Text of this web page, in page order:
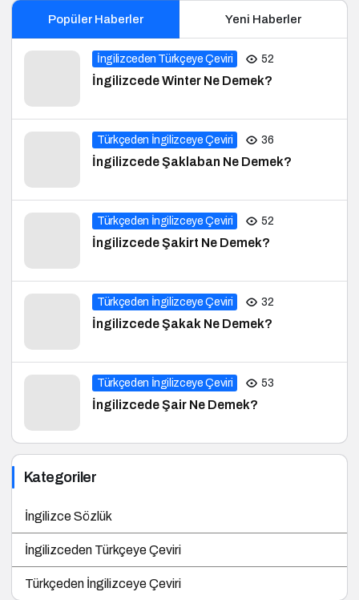
Popüler Haberler Yeni Haberler
İngilizceden Türkçeye Çeviri 52
İngilizcede Winter Ne Demek?
Türkçeden İngilizceye Çeviri 36
İngilizcede Şaklaban Ne Demek?
Türkçeden İngilizceye Çeviri 52
İngilizcede Şakirt Ne Demek?
Türkçeden İngilizceye Çeviri 32
İngilizcede Şakak Ne Demek?
Türkçeden İngilizceye Çeviri 53
İngilizcede Şair Ne Demek?
Kategoriler
İngilizce Sözlük
İngilizceden Türkçeye Çeviri
Türkçeden İngilizceye Çeviri